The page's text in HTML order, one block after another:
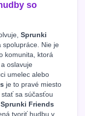
so
Sprunki
spolupráce. Nie je
komunita, ktorá
oslavuje
umelec alebo
je to pravé miesto
sa súčasťou
Sprunki Friends
tvoriť hudbu v